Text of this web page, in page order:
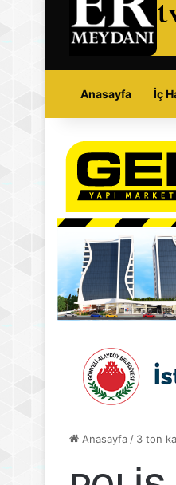
Anasayfa İç
Anasayfa / 3 ton